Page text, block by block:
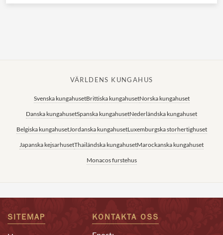
VÄRLDENS KUNGAHUS
Svenska kungahusetBrittiska kungahusetNorska kungahuset
Danska kungahusetSpanska kungahusetNederländska kungahuset
Belgiska kungahusetJordanska kungahusetLuxemburgska storhertighuset
Japanska kejsarhusetThailändska kungahusetMarockanska kungahuset
Monacos furstehus
SITEMAP KONTAKTA OSS